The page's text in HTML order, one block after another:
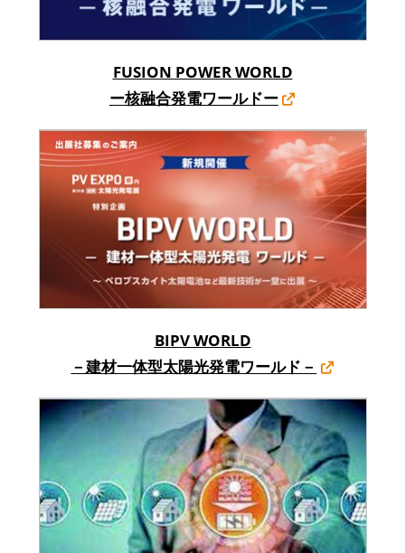
FUSION POWER WORLD
ー核融合発電ワールドー
BIPV WORLD
－建材一体型太陽光発電ワールド－